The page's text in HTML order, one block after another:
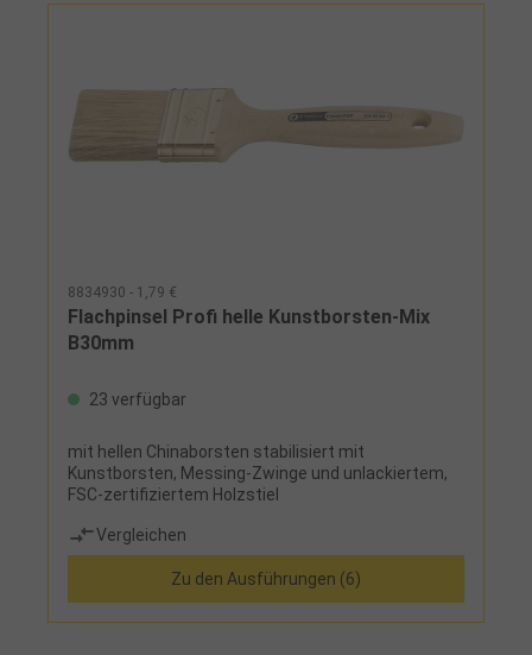
8834930 - 1,79 €
Flachpinsel Profi helle Kunstborsten-Mix
B30mm
23 verfügbar
mit hellen Chinaborsten stabilisiert mit
Kunstborsten, Messing-Zwinge und unlackiertem,
FSC-zertifiziertem Holzstiel
Vergleichen
Zu den Ausführungen (6)